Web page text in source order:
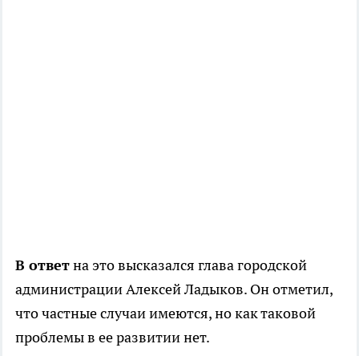
В ответна это высказался глава городской
администрации Алексей Ладыков. Он отметил,
что частные случаи имеются, но как таковой
проблемы в ее развитии нет.